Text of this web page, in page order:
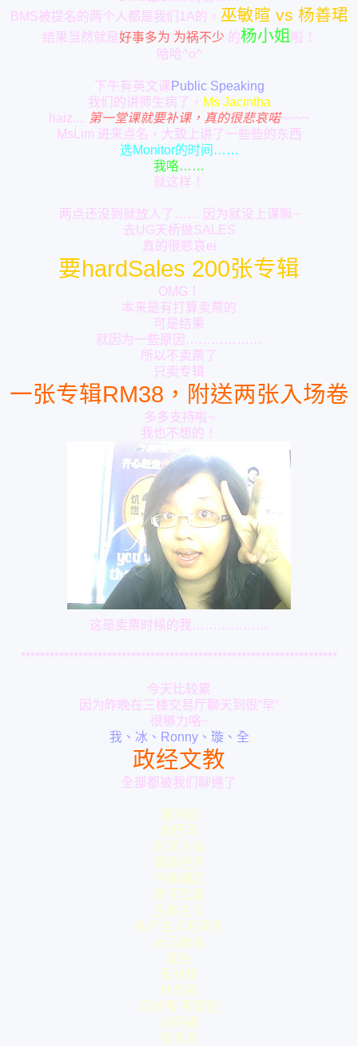
BMS被提名的两个人都是我们1A的， 巫敏暄 vs 杨善珺
结果当然就是好事多为 为祸不少 的杨小姐 啦！
哈哈^o^
下午有英文课 Public Speaking
我们的讲师生病了， Ms Jacintha
haiz.... 第一堂课就要补课，真的很悲哀喏~~~~
MsLim 进来点名，大致上讲了一些些的东西
选Monitor的时间……
我咯……
就这样！
两点还没到就放人了…… 因为就没上课嘛~
去UG天桥做SALES
真的很悲哀ei
要hardSales 200张专辑
OMG！
本来是有打算卖票的
可是结果
就因为一些原因………………
所以不卖票了
只卖专辑
一张专辑RM38，附送两张入场卷
多多支持啦~
我也不想的！
这是卖票时候的我………………
******************************************************************
今天比较累
因为昨晚在三楼交易厅聊天到很“早”
很够力咯~
我、冰、Ronny、璇、全
政经文教
全部都被我们聊通了
潘玮柏
奥巴马
升学方向
美国经济
中国崛起
核子武器
民族主义
共产主义毛泽东
大马政治
国会
反对党
林吉祥
马哈蒂 阿都拉
赵明福
反贪局